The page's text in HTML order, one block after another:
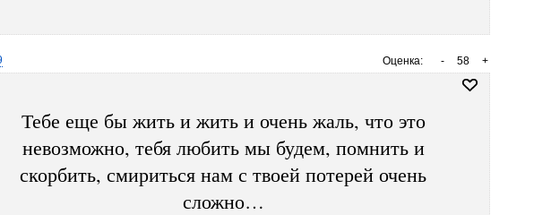
Оценка: +
58
-
Тебе еще бы жить и жить и очень жаль, что это
невозможно, тебя любить мы будем, помнить и
скорбить, смириться нам с твоей потерей очень
сложно…